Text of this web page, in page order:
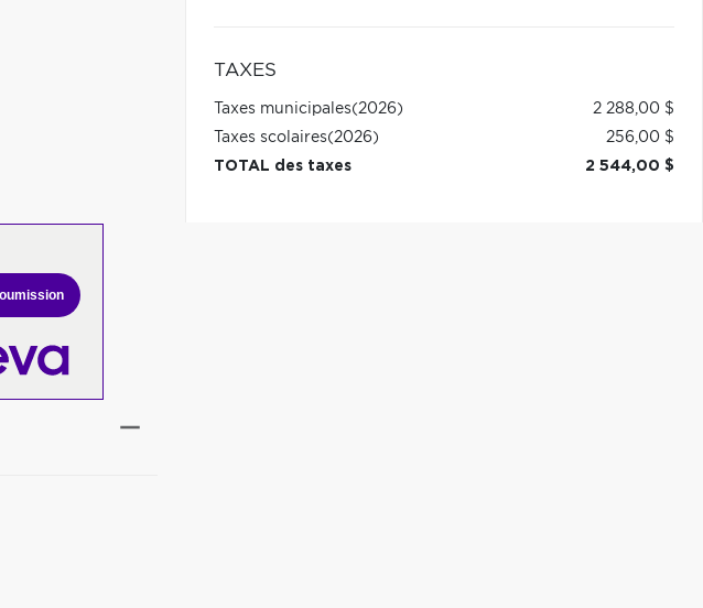
TAXES
Taxes municipales(2026)
2 288,00 $
Taxes scolaires(2026)
256,00 $
TOTAL des taxes
2 544,00 $